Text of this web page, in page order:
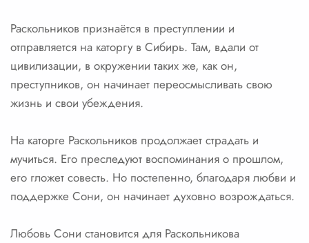
Раскольников признаётся в преступлении и
отправляется на каторгу в Сибирь. Там, вдали от
цивилизации, в окружении таких же, как он,
преступников, он начинает переосмысливать свою
жизнь и свои убеждения.
На каторге Раскольников продолжает страдать и
мучиться. Его преследуют воспоминания о прошлом,
его гложет совесть. Но постепенно, благодаря любви и
поддержке Сони, он начинает духовно возрождаться.
Любовь Сони становится для Раскольникова